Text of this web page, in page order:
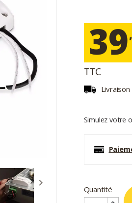

39
TTC
Simulez votre
Quantité